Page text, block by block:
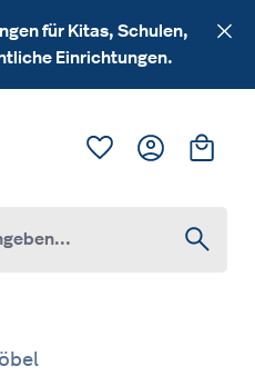
für Kitas, Schulen,
Einrichtungen.
Du hast 0